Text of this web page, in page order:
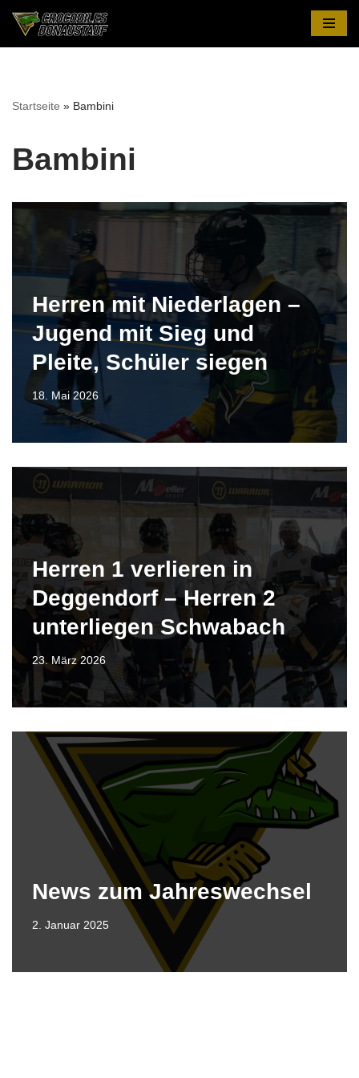
Zum
Startseite » Bambini
Bambini
Herren mit Niederlagen –
Jugend mit Sieg und
Pleite, Schüler siegen
18. Mai 2026
Herren 1 verlieren in
Deggendorf – Herren 2
unterliegen Schwabach
23. März 2026
News zum Jahreswechsel
2. Januar 2025